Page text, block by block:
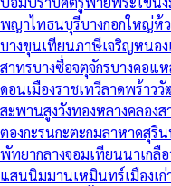
พญาไทธนบุรีบางกอกใหญ่ห้
บางขุนเทียนภาษีเจริญหนอ
สาทรบางซื่อจตุจักรบางคอแ
ดอนเมืองราชเทวีลาดพร้าววั
สะพานสูงวังทองหลางคลองส
ตองกะรนกะตะกมลาหาดสุริ
พัทยากลางจอมเทียนนาเกลือ
แสนนิมมานเหมินทร์เมืองเ